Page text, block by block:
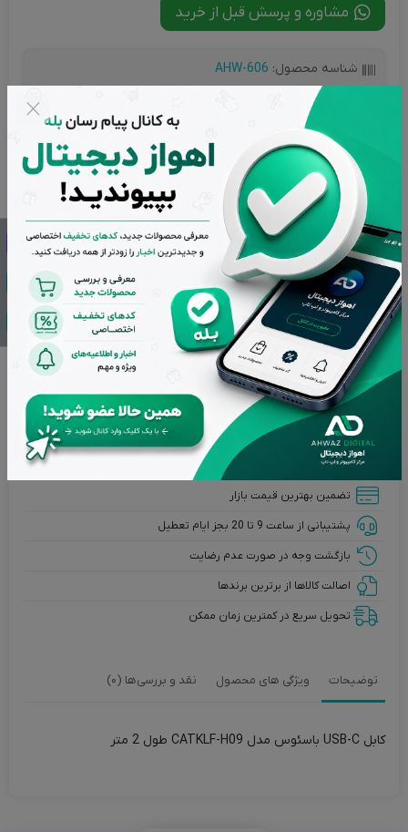
مشاوره و پرسش قبل از خرید
شناسه محصول: AHW-606
تاریخ به روز رسانی:
تعداد بازدید:
انتخاب رنگ
گارانتی
گارانتی 24 ماهه آونگ
افزودن به سبد خرید
مهم و قابل توجه
تمامی کالاهای فروشگاه اهواز دیجیتال دارای گارانتی اصالت و
سلامت فیزیکی می باشند و کلیه کالاهای استوک دارای ده روز مهلت
تست هستند.
تضمین بهترین قیمت بازار
پشتیبانی از ساعت 9 تا 20 بجز ایام تعطیل
بازگشت وجه در صورت عدم رضایت
اصالت کالاها از برترین برندها
تحویل سریع در کمترین زمان ممکن
توضیحات ویژگی های محصول نقد و بررسی‌ها (0)
کابل USB-C باسئوس مدل CATKLF-H09 طول 2 متر